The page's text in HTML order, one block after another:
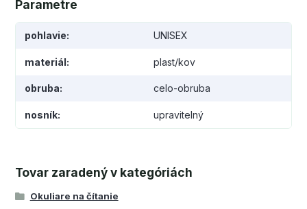
Parametre
pohlavie UNISEX
materiál plast/kov
obruba celo-obruba
nosník upravitelný
Tovar zaradený v kategóriách
Okuliare na čítanie